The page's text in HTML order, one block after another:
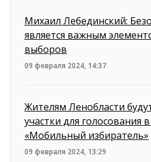
Михаил Лебединский:
является важным
выборов
09 февраля 2024, 14:37
Жителям Ленобласти
участки для голосования
«Мобильный избиратель»‎
09 февраля 2024, 13:29